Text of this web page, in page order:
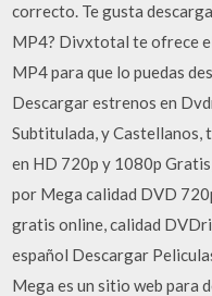
correcto. Te gusta
MP4? Divxtotal te ofrece
MP4 para que lo puedas
Descargar estrenos en
Subtitulada, y Castellanos,
en HD 720p y 1080p
por Mega calidad DVD
gratis online, calidad
español Descargar
Mega es un sitio web para